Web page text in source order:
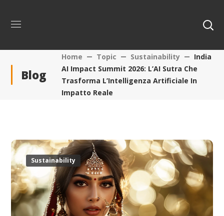
Blog
Home Topic Sustainability
India
AI Impact Summit 2026: L’AI Sutra Che
Trasforma L’Intelligenza Artificiale In
Impatto Reale
Sustainability